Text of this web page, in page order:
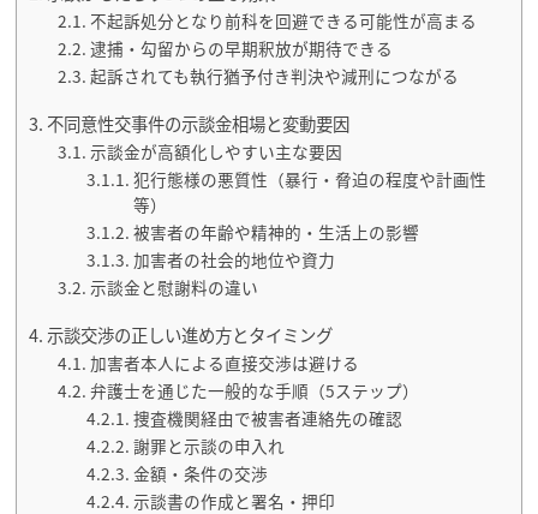
不起訴処分となり前科を回避できる可能性が高まる
逮捕・勾留からの早期釈放が期待できる
起訴されても執行猶予付き判決や減刑につながる
不同意性交事件の示談金相場と変動要因
示談金が高額化しやすい主な要因
犯行態様の悪質性（暴行・脅迫の程度や計画性
等）
被害者の年齢や精神的・生活上の影響
加害者の社会的地位や資力
示談金と慰謝料の違い
示談交渉の正しい進め方とタイミング
加害者本人による直接交渉は避ける
弁護士を通じた一般的な手順（5ステップ）
捜査機関経由で被害者連絡先の確認
謝罪と示談の申入れ
金額・条件の交渉
示談書の作成と署名・押印